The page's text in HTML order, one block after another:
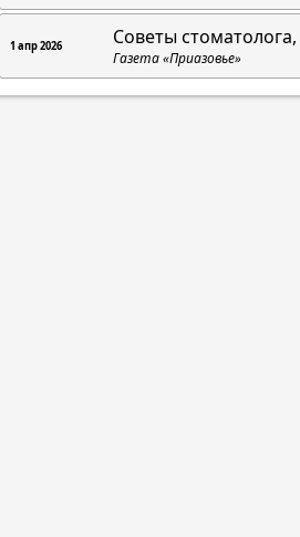
1 апр 2026 Советы
Газета «Приазовье»